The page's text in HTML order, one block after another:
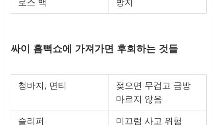
로스 백
방지
싸이 흠뻑쇼에 가져가면 후회하는 것들
청바지, 면티
젖으면 무겁고 금방
마르지 않음
슬리퍼 미끄럼 사고 위험